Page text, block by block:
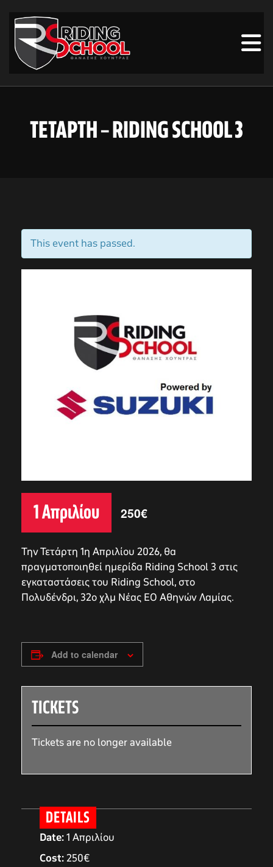
ΤΕΤΑΡΤΗ – RIDING SCHOOL 3
This event has passed.
1 Απριλίου 250€
Την Τετάρτη 1η Απριλίου 2026, θα
πραγματοποιηθεί ημερίδα Riding School 3 στις
εγκαταστάσεις του Riding School, στο
Πολυδένδρι, 32ο χλμ Νέας ΕΟ Αθηνών Λαμίας.
Add to calendar
DETAILS
Date:1 Απριλίου
Cost:250€
TICKETS
Tickets are no longer available